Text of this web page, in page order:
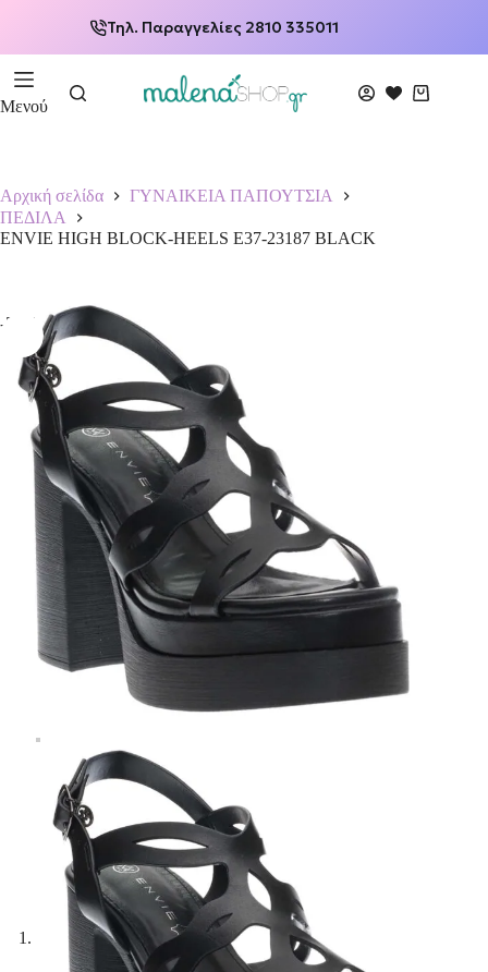
Τηλ. Παραγγελίες 2810 335011
Μενού
Αρχική σελίδα
ΓΥΝΑΙΚΕΙΑ ΠΑΠΟΥΤΣΙΑ
ΠΕΔΙΛΑ
ENVIE HIGH BLOCK-HEELS E37-23187 BLACK
-50%